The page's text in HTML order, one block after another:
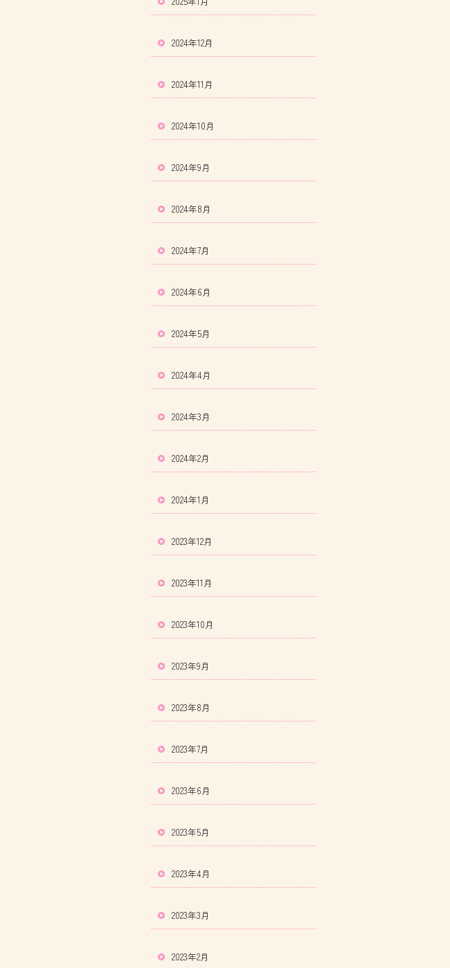
2024年12月
2024年11月
2024年10月
2024年9月
2024年8月
2024年7月
2024年6月
2024年5月
2024年4月
2024年3月
2024年2月
2024年1月
2023年12月
2023年11月
2023年10月
2023年9月
2023年8月
2023年7月
2023年6月
2023年5月
2023年4月
2023年3月
2023年2月